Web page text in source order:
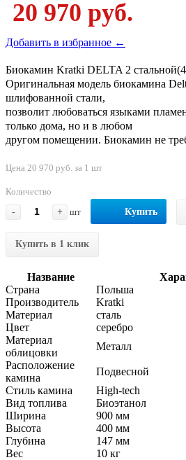
20 970 руб.
Добавить в избранное ←
Биокамин Kratki DELTA 2
Оригинальная модель биокамина
шлифованной стали,
позволит любоваться языками
только дома, но и в любом
другом помещении. Биокамин не
Цена 20 970 руб. за 1 шт
Количество
-
+ шт Купить
Купить в 1 клик
Название
Страна
Польша
Производитель
Kratki
Материал
сталь
Цвет
серебро
Материал
облицовки
Металл
Расположение
камина
Подвесной
Стиль камина
High-tech
Вид топлива
Биоэтанол
Ширина
900 мм
Высота
400 мм
Глубина
147 мм
Вес
10 кг